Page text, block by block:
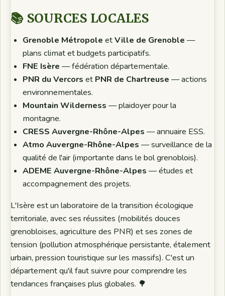
📚 SOURCES LOCALES
Grenoble Métropole etVille de Grenoble —
plans climat et budgets participatifs.
FNE Isère — fédération départementale.
PNR du Vercors et PNR de Chartreuse — actions
environnementales.
Mountain Wilderness — plaidoyer pour la
montagne.
CRESS Auvergne-Rhône-Alpes — annuaire ESS.
Atmo Auvergne-Rhône-Alpes — surveillance de la
qualité de l'air (importante dans le bol grenoblois).
ADEME Auvergne-Rhône-Alpes — études et
accompagnement des projets.
L'Isère est un laboratoire de la transition écologique
territoriale, avec ses réussites (mobilités douces
grenobloises, agriculture des PNR) et ses zones de
tension (pollution atmosphérique persistante, étalement
urbain, pression touristique sur les massifs). C'est un
département qu'il faut suivre pour comprendre les
tendances françaises plus globales. 🌳